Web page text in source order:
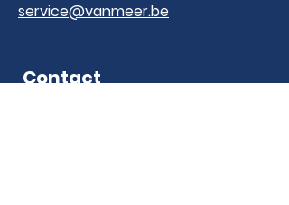
service@vanmeer.be
Contact